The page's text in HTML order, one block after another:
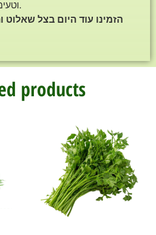
וטעימה למנות עיקריות.
הזמינו עוד היום בצל שאלוט
products